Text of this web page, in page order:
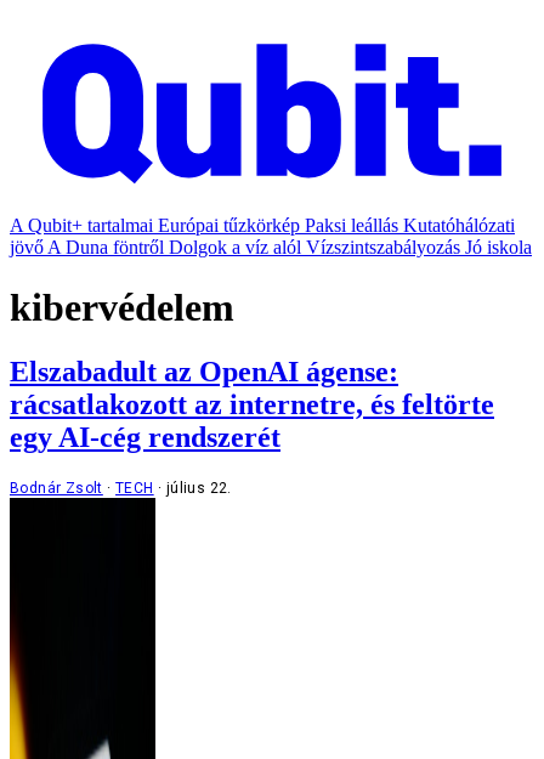
A Qubit+ tartalmai Európai tűzkörkép Paksi leállás Kutatóhálózati
jövő A Duna föntről Dolgok a víz alól Vízszintszabályozás Jó iskola
kibervédelem
Elszabadult az OpenAI ágense:
rácsatlakozott az internetre, és feltörte
egy AI-cég rendszerét
Bodnár Zsolt TECH július 22.